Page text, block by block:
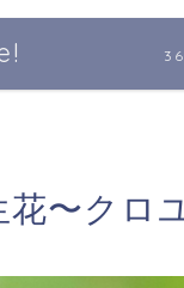
花〜クロ